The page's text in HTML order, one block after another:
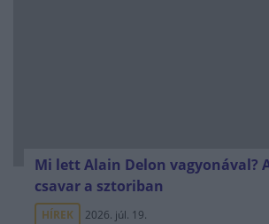
Mi lett Alain Delon vagyonával?
csavar a sztoriban
HÍREK 2026. júl. 19.